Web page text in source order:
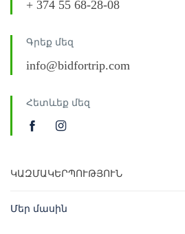
+ 374 55 68-28-08
Գրեք մեզ
info@bidfortrip.com
Հետևեք մեզ
ԿԱԶՄԱԿԵՐՊՈՒԹՅՈՒՆ
Մեր մասին